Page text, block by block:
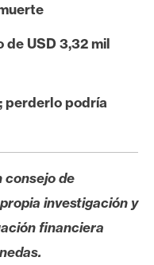
USD 3,32 mil
perderlo podría
consejo de
investigación y
financiera